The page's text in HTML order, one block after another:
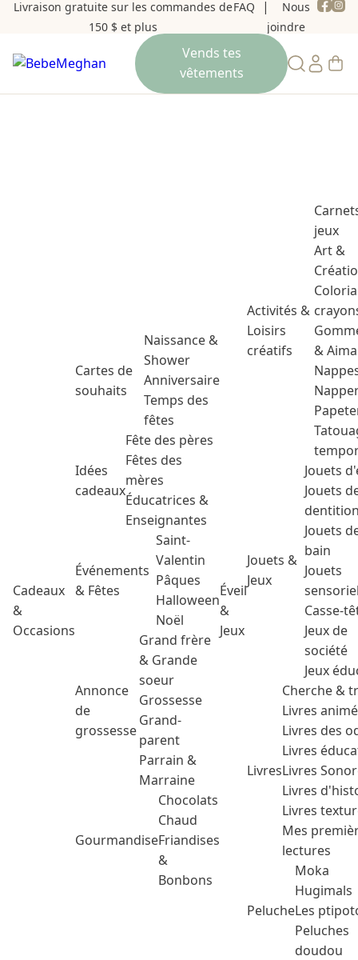
Livraison gratuite sur les commandes de
150 $ et plus
FAQ
Nous
joindre
Cadeaux
&
Occasions
Cartes de
souhaits
Naissance &
Shower
Anniversaire
Temps des
fêtes
Idées
cadeaux
Fête des pères
Fêtes des
mères
Éducatrices &
Enseignantes
Événements
& Fêtes
Saint-
Valentin
Pâques
Halloween
Noël
Annonce
de
grossesse
Grand frère
& Grande
soeur
Grossesse
Grand-
parent
Parrain &
Marraine
Gourmandise
Chocolats
Chaud
Friandises
&
Bonbons
Éveil
&
Jeux
Activités &
Loisirs
créatifs
jeux
Art &
&
Jouets &
Jeux
Jouets
Jouets
Jouets
bain
Jouets
Casse-
Jeux de
société
Jeux
Livres
Cherche &
Livres
Livres des
Livres
Livres
Livres
Livres
Mes
lectures
Peluche
Moka
Hugimals
Les
Peluches
doudou